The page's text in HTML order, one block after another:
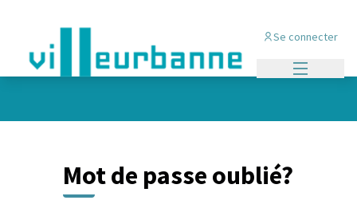
Se connecter
Mot de passe oublié?